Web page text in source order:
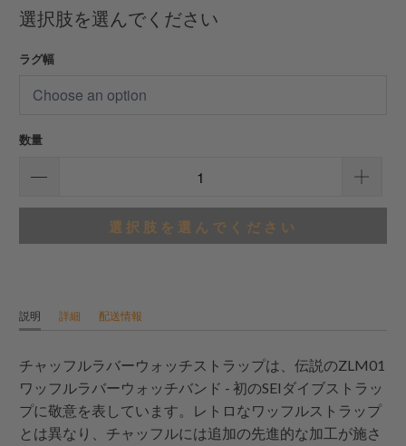
合
計
ュ
選択肢を選んでください
ラグ幅
数量
選択肢を選んでください
説明 詳細 配送情報
チャッフルラバーウォッチストラップは、伝説のZLM01
ワッフルラバーウォッチバンド - 初のSEIダイブストラッ
プに敬意を表しています。レトロなワッフルストラップ
とは異なり、チャッフルには追加の先進的な加工が施さ